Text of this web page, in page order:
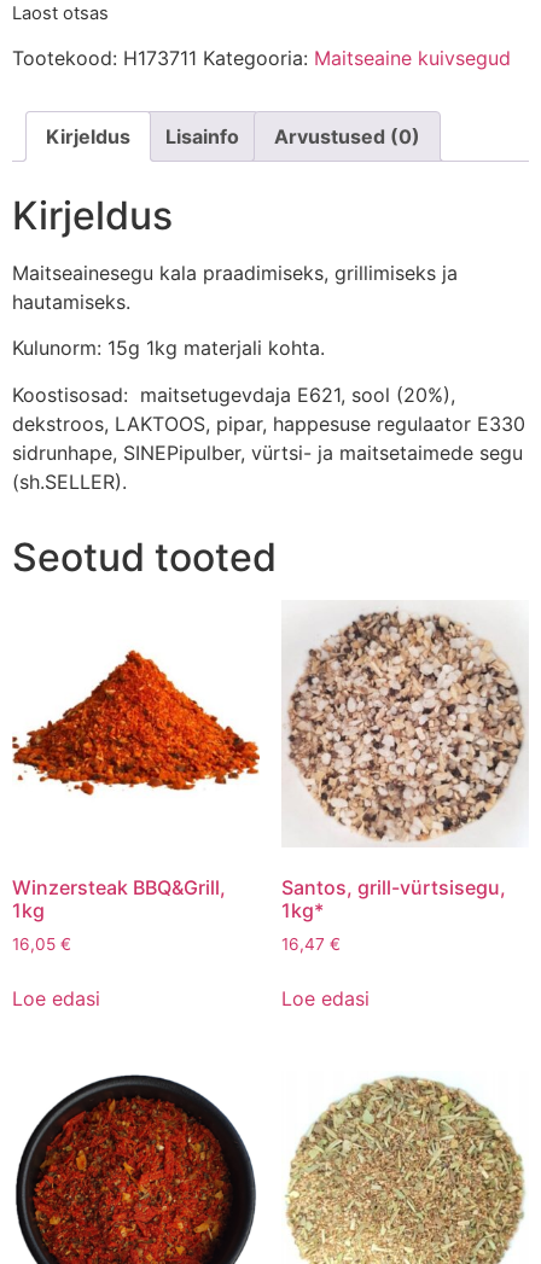
Laost otsas
Tootekood: H173711 Kategooria: Maitseaine kuivsegud
Kirjeldus Lisainfo Arvustused (0)
Kirjeldus
Maitseainesegu kala praadimiseks, grillimiseks ja
hautamiseks.
Kulunorm: 15g 1kg materjali kohta.
Koostisosad: maitsetugevdaja E621, sool (20%),
dekstroos, LAKTOOS, pipar, happesuse regulaator E330
sidrunhape, SINEPipulber, vürtsi- ja maitsetaimede segu
(sh.SELLER).
Seotud tooted
Winzersteak BBQ&Grill,
1kg
16,05 €
Loe edasi
Santos, grill-vürtsisegu,
1kg*
16,47 €
Loe edasi